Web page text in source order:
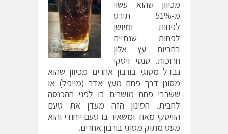
מכיוון שהוא עשוי
מ-51% תירס
לפחות ומיושן
לפחות שנתיים
בחביות עץ אלון
חרוכות. טנסי ויסקי
נבדל מסוגי בורבון אחרים מכיוון שהוא
מסונן דרך פחם מעץ אדר (מייפל) או
ששבבי פחם מושרים בו לפני ההכנסה
לחבית. הסינון הזה מעדן את טעם
הוויסקי מאוד ומשאיר בו טעם ייחודי והוא
מעט מתוק מסוגי בורבון אחרים.